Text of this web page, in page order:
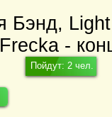
Пойдут: 2 чел.